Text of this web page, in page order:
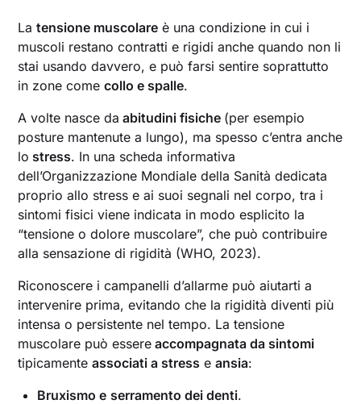
Latensione muscolare è una condizione in cui i
muscoli restano contratti e rigidi anche quando non li
stai usando davvero, e può farsi sentire soprattutto
in zone comecollo e spalle.
A volte nasce da abitudini fisiche (per esempio
posture mantenute a lungo), ma spesso c’entra anche
lo stress. In una scheda informativa
dell’Organizzazione Mondiale della Sanità dedicata
proprio allo stress e ai suoi segnali nel corpo, tra i
sintomi fisici viene indicata in modo esplicito la
“tensione o dolore muscolare”, che può contribuire
alla sensazione di rigidità (WHO, 2023).
Riconoscere i campanelli d’allarme può aiutarti a
intervenire prima, evitando che la rigidità diventi più
intensa o persistente nel tempo. La tensione
muscolare può essere accompagnata da sintomi
tipicamenteassociati a stress eansia:
Bruxismo e serramento dei denti.